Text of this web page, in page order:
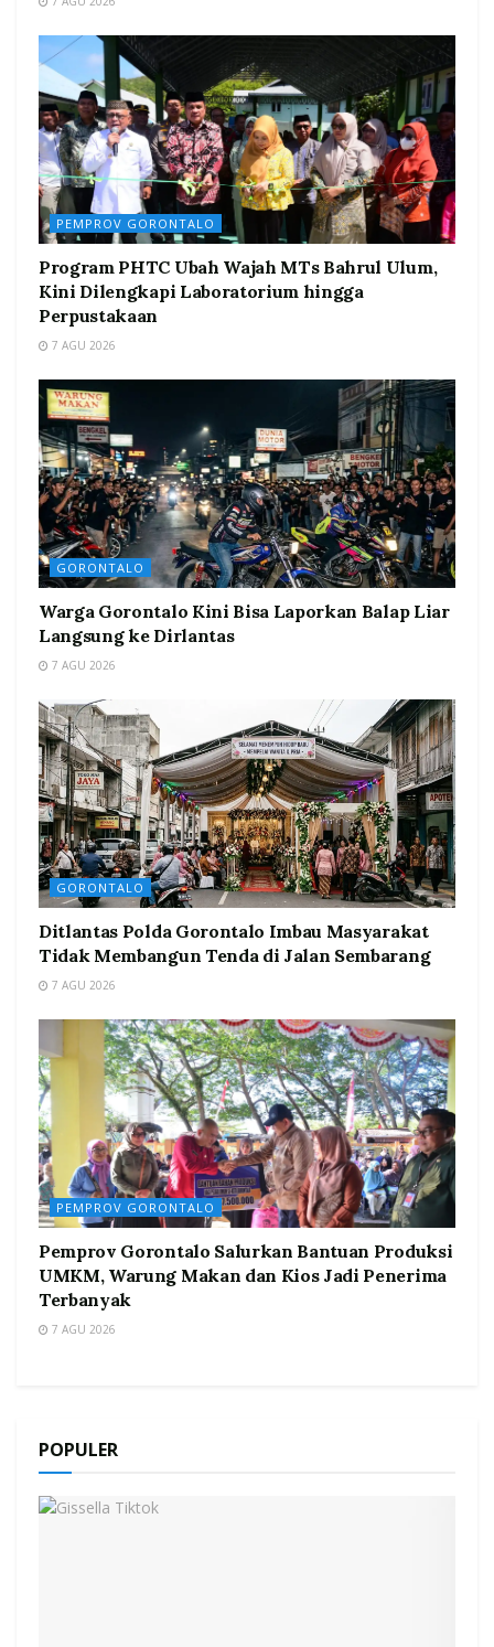
PEMPROV GORONTALO
Program PHTC Ubah Wajah MTs Bahrul Ulum,
Kini Dilengkapi Laboratorium hingga
Perpustakaan
7 AGU 2026
GORONTALO
Warga Gorontalo Kini Bisa Laporkan Balap Liar
Langsung ke Dirlantas
7 AGU 2026
GORONTALO
Ditlantas Polda Gorontalo Imbau Masyarakat
Tidak Membangun Tenda di Jalan Sembarang
7 AGU 2026
PEMPROV GORONTALO
Pemprov Gorontalo Salurkan Bantuan Produksi
UMKM, Warung Makan dan Kios Jadi Penerima
Terbanyak
7 AGU 2026
POPULER